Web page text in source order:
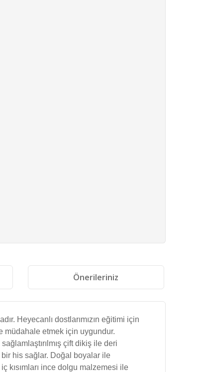
Önerileriniz
Heyecanlı dostlarımızın eğitimi için
müdahale etmek için uygundur.
çift dikiş ile deri
bir his sağlar. Doğal boyalar ile
ince dolgu malzemesi ile